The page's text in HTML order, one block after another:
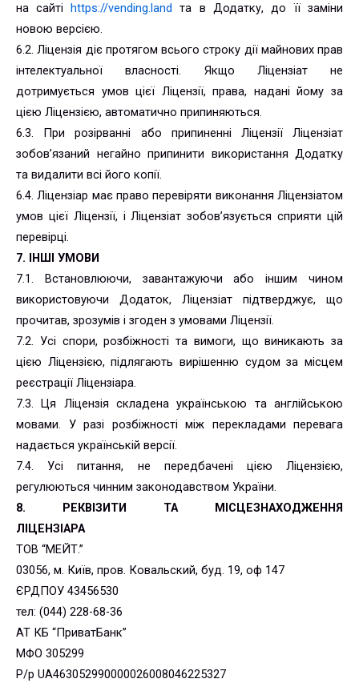
на сайті https://vending.land та в Додатку, до її заміни
новою версією.
6.2. Ліцензія діє протягом всього строку дії майнових прав
інтелектуальної власності. Якщо Ліцензіат не
дотримується умов цієї Ліцензії, права, надані йому за
цією Ліцензією, автоматично припиняються.
6.3. При розірванні або припиненні Ліцензії Ліцензіат
зобов’язаний негайно припинити використання Додатку
та видалити всі його копії.
6.4. Ліцензіар має право перевіряти виконання Ліцензіатом
умов цієї Ліцензії, і Ліцензіат зобов’язується сприяти цій
перевірці.
7. ІНШІ УМОВИ
7.1. Встановлюючи, завантажуючи або іншим чином
використовуючи Додаток, Ліцензіат підтверджує, що
прочитав, зрозумів і згоден з умовами Ліцензії.
7.2. Усі спори, розбіжності та вимоги, що виникають за
цією Ліцензією, підлягають вирішенню судом за місцем
реєстрації Ліцензіара.
7.3. Ця Ліцензія складена українською та англійською
мовами. У разі розбіжності між перекладами перевага
надається українській версії.
7.4. Усі питання, не передбачені цією Ліцензією,
регулюються чинним законодавством України.
8. РЕКВІЗИТИ ТА МІСЦЕЗНАХОДЖЕННЯ
ЛІЦЕНЗІАРА
ТОВ “МЕЙТ.”
03056, м. Київ, пров. Ковальский, буд. 19, оф 147
ЄРДПОУ 43456530
тел: (044) 228-68-36
АТ КБ “ПриватБанк”
МФО 305299
Р/р UA463052990000026008046225327